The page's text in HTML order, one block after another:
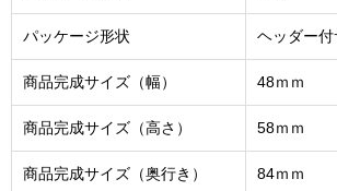
パッケージ形状 ヘッダー
商品完成サイズ（幅） 48ｍｍ
商品完成サイズ（高さ） 58ｍｍ
商品完成サイズ（奥行き） 84ｍｍ